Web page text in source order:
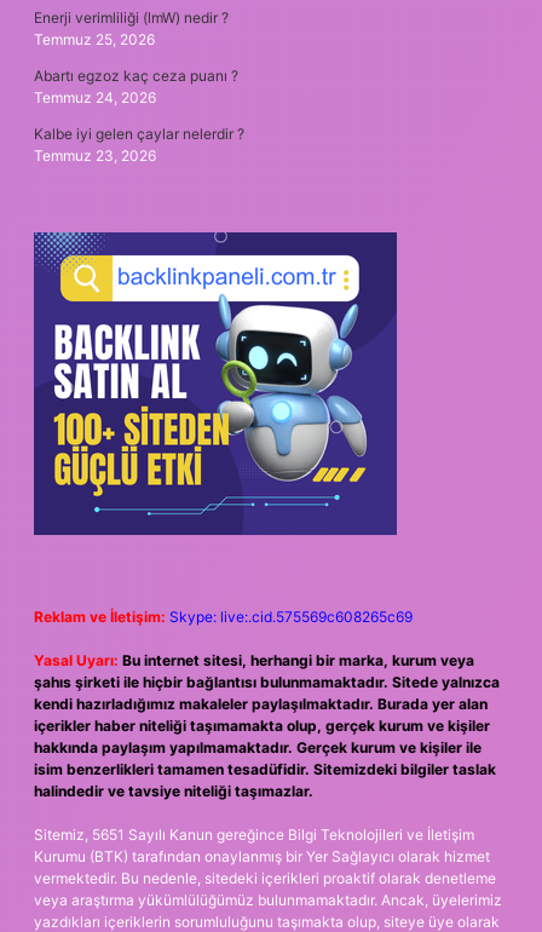
Enerji verimliliği (lmW) nedir ?
Temmuz 25, 2026
Abartı egzoz kaç ceza puanı ?
Temmuz 24, 2026
Kalbe iyi gelen çaylar nelerdir ?
Temmuz 23, 2026
Reklam ve İletişim: Skype: live:.cid.575569c608265c69
Yasal Uyarı: Bu internet sitesi, herhangi bir marka, kurum veya
şahıs şirketi ile hiçbir bağlantısı bulunmamaktadır. Sitede yalnızca
kendi hazırladığımız makaleler paylaşılmaktadır. Burada yer alan
içerikler haber niteliği taşımamakta olup, gerçek kurum ve kişiler
hakkında paylaşım yapılmamaktadır. Gerçek kurum ve kişiler ile
isim benzerlikleri tamamen tesadüfidir. Sitemizdeki bilgiler taslak
halindedir ve tavsiye niteliği taşımazlar.
Sitemiz, 5651 Sayılı Kanun gereğince Bilgi Teknolojileri ve İletişim
Kurumu (BTK) tarafından onaylanmış bir Yer Sağlayıcı olarak hizmet
vermektedir. Bu nedenle, sitedeki içerikleri proaktif olarak denetleme
veya araştırma yükümlülüğümüz bulunmamaktadır. Ancak, üyelerimiz
yazdıkları içeriklerin sorumluluğunu taşımakta olup, siteye üye olarak